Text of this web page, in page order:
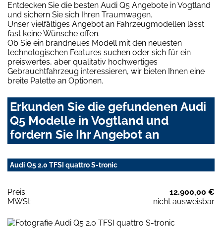
Entdecken Sie die besten Audi Q5 Angebote in Vogtland
und sichern Sie sich Ihren Traumwagen.
Unser vielfältiges Angebot an Fahrzeugmodellen lässt
fast keine Wünsche offen.
Ob Sie ein brandneues Modell mit den neuesten
technologischen Features suchen oder sich für ein
preiswertes, aber qualitativ hochwertiges
Gebrauchtfahrzeug interessieren, wir bieten Ihnen eine
breite Palette an Optionen.
Erkunden Sie die gefundenen Audi
Q5 Modelle in Vogtland und
fordern Sie Ihr Angebot an
Audi Q5 2.0 TFSI quattro S-tronic
Preis:
12.900,00 €
MWSt:
nicht ausweisbar